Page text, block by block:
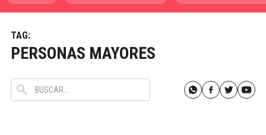
TAG:
PERSONAS MAYORES